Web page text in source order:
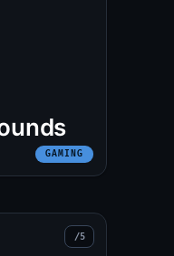
GAMING